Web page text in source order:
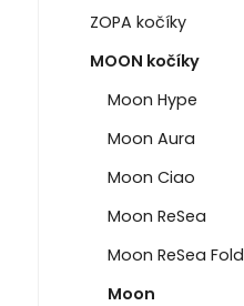
ZOPA kočíky
MOON kočíky
Moon Hype
Moon Aura
Moon Ciao
Moon ReSea
Moon ReSea Fold
Moon